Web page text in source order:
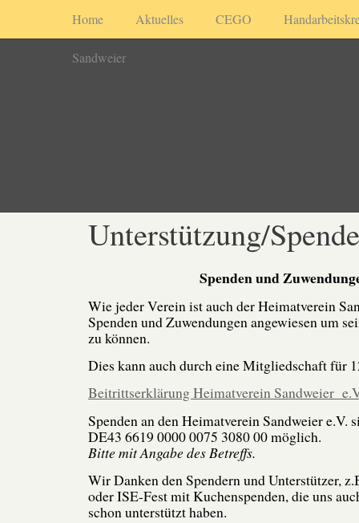
Home Aktuelles CEGO
Sandweier
Unterstützung/
Spenden und
Wie jeder Verein ist auch der Heimatverein
Spenden und Zuwendungen angewiesen um
zu können.
Dies kann auch durch eine Mitgliedschaft für
Beitrittserklärung Heimatverein Sandweier
Spenden an den Heimatverein Sandweier e.V.
DE43 6619 0000 0075 3080 00 möglich.
Bitte mit Angabe des Betreffs.
Wir Danken den Spendern und Unterstützer,
oder ISE-Fest mit Kuchenspenden, die uns
schon unterstützt haben.